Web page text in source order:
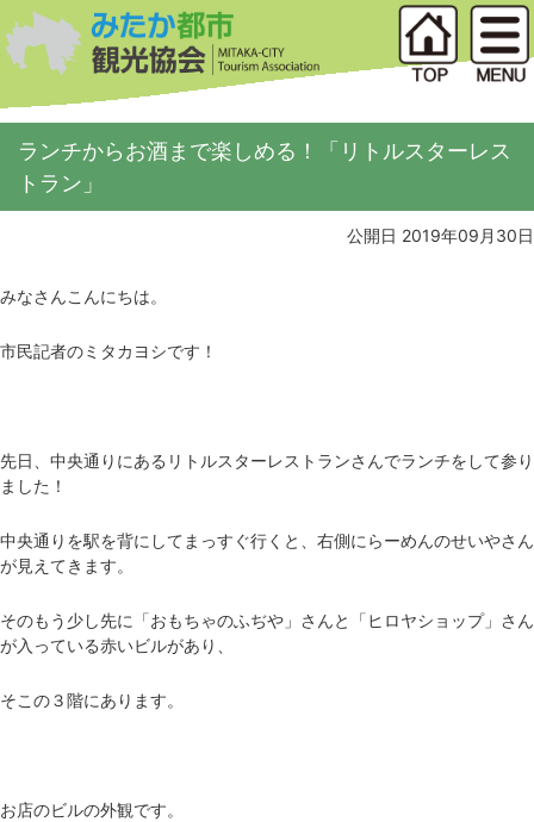
ランチからお酒まで楽しめる！「リトルスターレス
トラン」
公開日 2019年09月30日
みなさんこんにちは。
市民記者のミタカヨシです！
先日、中央通りにあるリトルスターレストランさんでランチをして参り
ました！
中央通りを駅を背にしてまっすぐ行くと、右側にらーめんのせいやさん
が見えてきます。
そのもう少し先に「おもちゃのふぢや」さんと「ヒロヤショップ」さん
が入っている赤いビルがあり、
そこの３階にあります。
お店のビルの外観です。